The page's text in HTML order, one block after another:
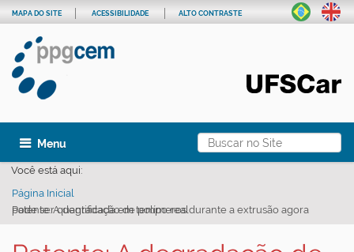
Busca
Busca Avançada…
MAPA DO SITE ACESSIBILIDADE ALTO CONTRASTE
Toggle navigation
Você está aqui:
Página Inicial
Patente: A degradação de polímeros durante a extrusão agora pode ser quantificada em tempo real